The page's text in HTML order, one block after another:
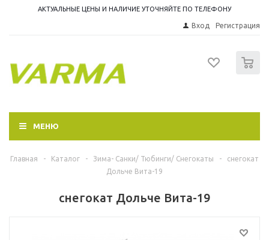
АКТУАЛЬНЫЕ ЦЕНЫ И НАЛИЧИЕ УТОЧНЯЙТЕ ПО ТЕЛЕФОНУ
Вход Регистрация
МЕНЮ
Главная - Каталог - Зима- Санки/ Тюбинги/ Снегокаты -
снегокат
Дольче Вита-19
снегокат Дольче Вита-19